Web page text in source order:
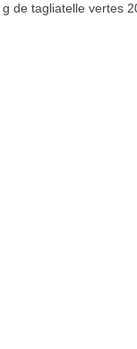
de tagliatelle vertes